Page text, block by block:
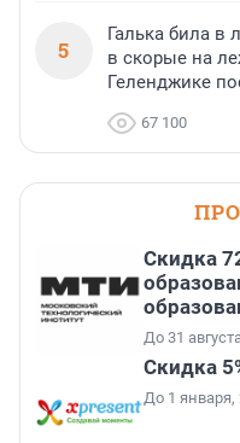
5
Галька била в
в скорые на
Геленджике
67 100
Скидка
До 31
Скидка
До 1 января,